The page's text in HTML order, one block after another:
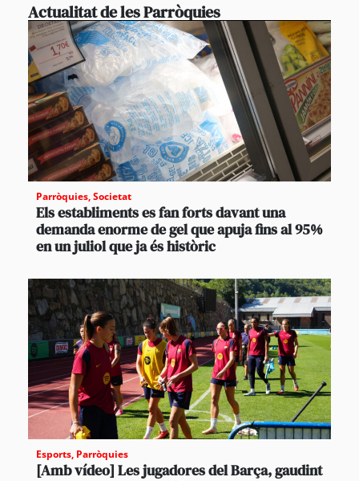
Actualitat de les Parròquies
Parròquies,Societat
Els establiments es fan forts davant una
demanda enorme de gel que apuja fins al 95%
en un juliol que ja és històric
Esports, Parròquies
[Amb vídeo] Les jugadores del Barça, gaudint